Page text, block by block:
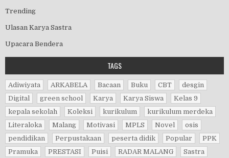
Trending
Ulasan Karya Sastra
Upacara Bendera
TAGS
Adiwiyata ARKABELA Bacaan Buku CBT
desgin
Digital
green school Karya Karya Siswa
Kelas 9
kepala sekolah
Koleksi kurikulum
kurikulum merdeka
Literaloka
Malang Motivasi MPLS Novel
osis
pendidikan
Perpustakaan peserta didik Popular
PPK
Pramuka
PRESTASI Puisi RADAR MALANG
Sastra